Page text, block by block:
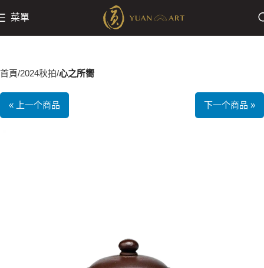
菜單
首頁 2024秋拍 心之所嚮
« 上一个商品 下一个商品 »